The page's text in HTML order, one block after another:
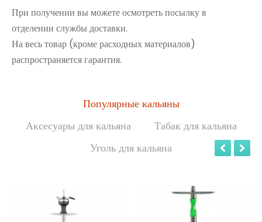
При получении вы можете осмотреть посылку в
отделении службы доставки.
На весь товар (кроме расходных материалов)
распространяется гарантия.
Популярные кальяны
Аксесуары для кальяна
Табак для кальяна
Уголь для кальяна